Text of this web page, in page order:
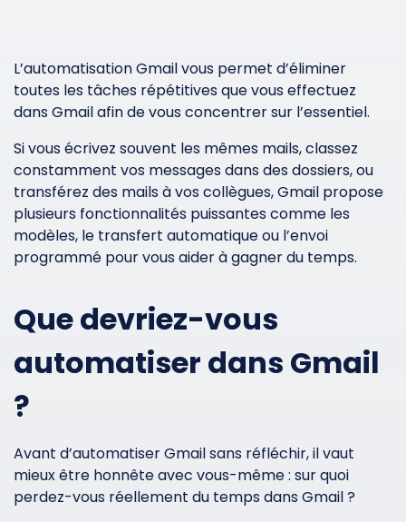
L’automatisation Gmail vous permet d’éliminer
toutes les tâches répétitives que vous effectuez
dans Gmail afin de vous concentrer sur l’essentiel.
Si vous écrivez souvent les mêmes mails, classez
constamment vos messages dans des dossiers, ou
transférez des mails à vos collègues, Gmail propose
plusieurs fonctionnalités puissantes comme les
modèles, le transfert automatique ou l’envoi
programmé pour vous aider à gagner du temps.
Que devriez-vous
automatiser dans Gmail
?
Avant d’automatiser Gmail sans réfléchir, il vaut
mieux être honnête avec vous-même : sur quoi
perdez-vous réellement du temps dans Gmail ?